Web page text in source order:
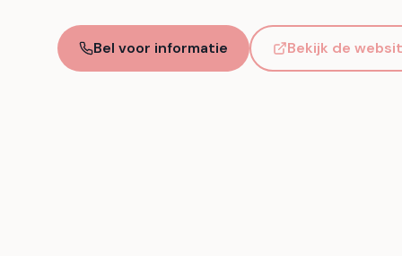
Bel voor informatie Bekijk de